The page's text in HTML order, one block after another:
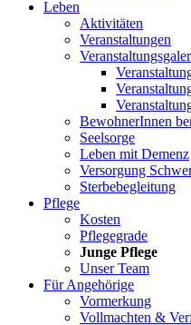
Leben
Aktivitäten
Veranstaltungen
BewohnerInnen
Seelsorge
Leben mit Demenz
Versorgung
Sterbebegleitung
Pflege
Kosten
Pflegegrade
Junge Pflege
Unser Team
Für Angehörige
Vormerkung
Vollmachten &